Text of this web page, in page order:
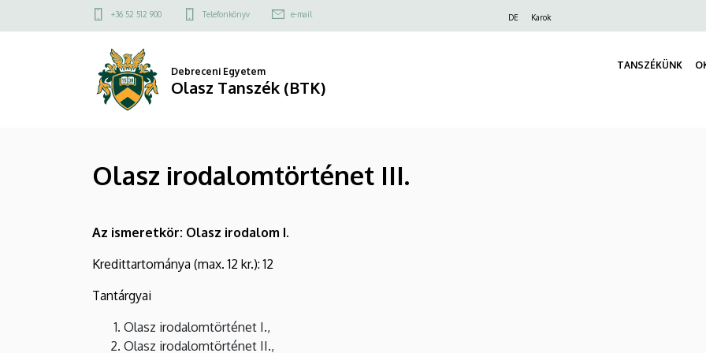
irodalomtörténet
Tanszék
a
Felső
menü
+36 52 512 900 Telefonkönyv e-mail DE Karok
Debreceni Egyetem
Olasz Tanszék (BTK)
TANSZÉKÜNK
Olasz irodalomtörténet III.
Az ismeretkör: Olasz irodalom I.
Kredittartománya (max. 12 kr.): 12
Tantárgyai
Olasz irodalomtörténet I.,
Olasz irodalomtörténet II.,